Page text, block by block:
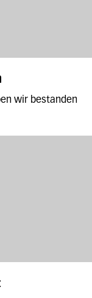
wir bestanden